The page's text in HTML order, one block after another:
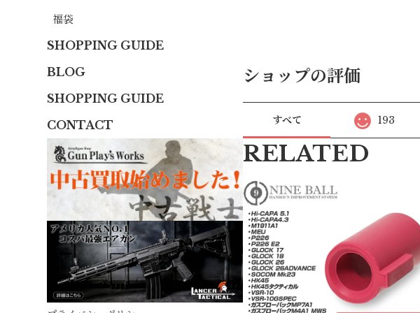
福袋
SHOPPING GUIDE
BLOG
SHOPPING GUIDE
CONTACT
ショップの評価
すべて 193
RELATED